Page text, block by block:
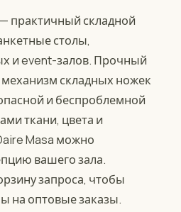
практичный складной
столы,
и event-залов. Прочный
складных ножек
и беспроблемной
ткани, цвета и
Masa можно
вашего зала.
запроса, чтобы
на оптовые заказы.